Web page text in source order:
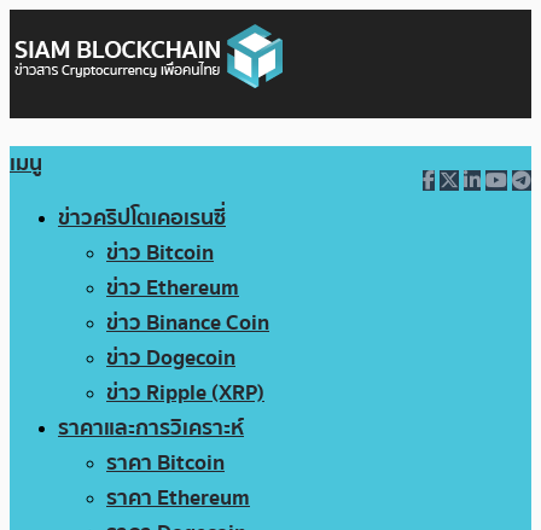
เมนู
ข่าวคริปโตเคอเรนซี่
ข่าว Bitcoin
ข่าว Ethereum
ข่าว Binance Coin
ข่าว Dogecoin
ข่าว Ripple (XRP)
ราคาและการวิเคราะห์
ราคา Bitcoin
ราคา Ethereum